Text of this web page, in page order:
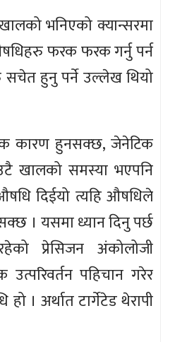
भनिएको क्यान्सरमा
फरक फरक गर्नु पर्न
हुनु पर्ने उल्लेख थियो
कारण हुनसक्छ, जेनेटिक
खालको समस्या भएपनि
दिईयो त्यहि औषधिले
। यसमा ध्यान दिनु पर्छ
प्रेसिजन अंकोलोजी
पहिचान गरेर
। अर्थात टार्गेटेड थेरापी